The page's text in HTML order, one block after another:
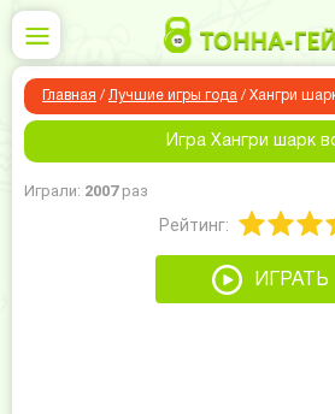
Главная / Лучшие игры года / Хангри
Игра Хангри шарк
Играли: 2007раз
Рейтинг:
ИГРАТЬ